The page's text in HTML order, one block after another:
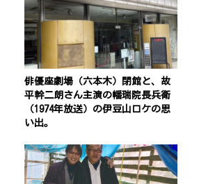
俳優座劇場（六本木）閉館と、故
平幹二朗さん主演の幡瑞院長兵衛
（1974年放送）の伊豆山ロケの思
い出。